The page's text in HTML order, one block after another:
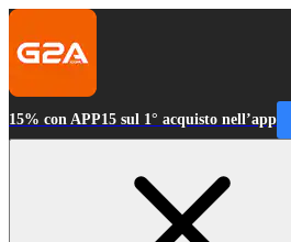
15% con APP15 sul 1° acquisto nell’app